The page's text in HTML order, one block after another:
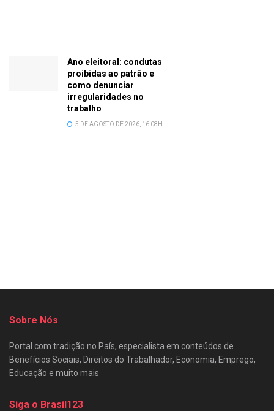
Ano eleitoral: condutas
proibidas ao patrão e
como denunciar
irregularidades no
trabalho
5 DE AGOSTO DE 2026, 16:08H
Sobre Nós
Portal com tradição no País, especialista em conteúdos de
Benefícios Sociais, Direitos do Trabalhador, Economia, Emprego,
Educação e muito mais
Siga o Brasil123